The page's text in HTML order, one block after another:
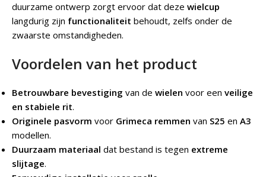
duurzame ontwerp zorgt ervoor dat deze wielcup
langdurig zijn functionaliteit behoudt, zelfs onder de
zwaarste omstandigheden.
Voordelen van het product
Betrouwbare bevestiging van de wielen voor een veilige
en stabiele rit.
Originele pasvorm voor Grimeca remmen van S25 en A3
modellen.
Duurzaam materiaal dat bestand is tegen extreme
slijtage.